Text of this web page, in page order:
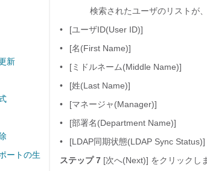
新
ートの生
検索されたユーザのリストが
•
[ユーザID(User ID)]
•
[名(First Name)]
•
[ミドルネーム(Middle Name)]
•
[姓(Last Name)]
•
[マネージャ(Manager)]
•
[部署名(Department Name)]
•
[LDAP同期状態(LDAP Sync Status)]
ステップ 7 [次へ(Next)] をクリックし